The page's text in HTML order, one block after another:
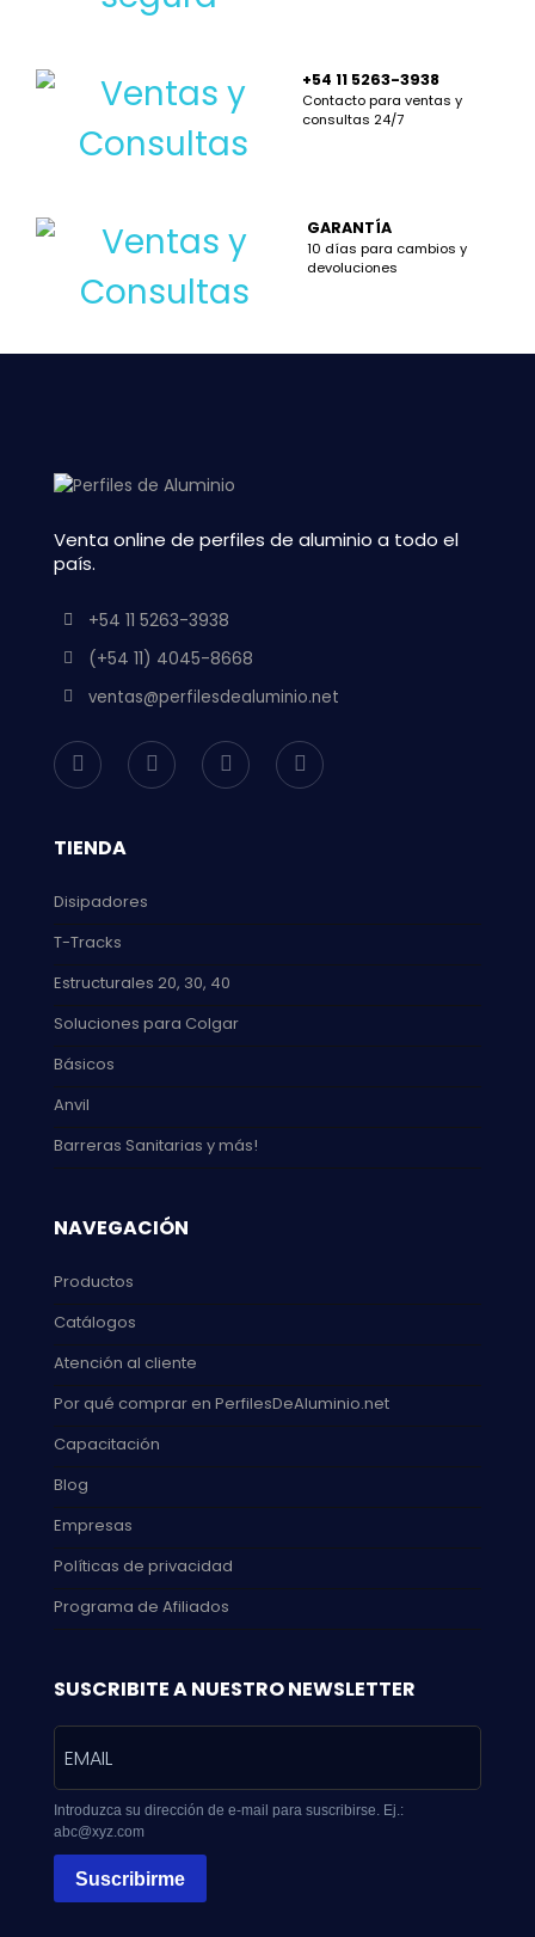
+54 11 5263-3938
Contacto para ventas y
consultas 24/7
GARANTÍA
10 días para cambios y
devoluciones
Venta online de perfiles de aluminio a todo el
país.
+54 11 5263-3938
(+54 11) 4045-8668
ventas@perfilesdealuminio.net
TIENDA
Disipadores
T-Tracks
Estructurales 20, 30, 40
Soluciones para Colgar
Básicos
Anvil
Barreras Sanitarias y más!
NAVEGACIÓN
Productos
Catálogos
Atención al cliente
Por qué comprar en PerfilesDeAluminio.net
Capacitación
Blog
Empresas
Políticas de privacidad
Programa de Afiliados
SUSCRIBITE A NUESTRO NEWSLETTER
Introduzca su dirección de e-mail para suscribirse. Ej.:
abc@xyz.com
Suscribirme